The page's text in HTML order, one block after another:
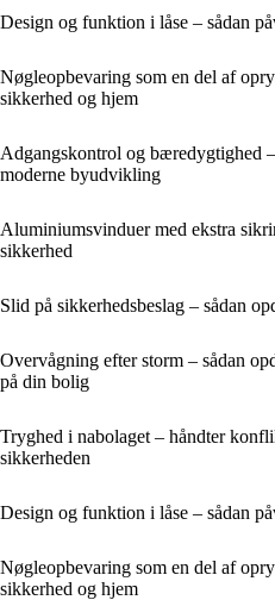
Design og funktion i låse – sådan
Nøgleopbevaring som en del af
sikkerhed og hjem
Adgangskontrol og bæredygtighed
moderne byudvikling
Aluminiumsvinduer med ekstra
sikkerhed
Slid på sikkerhedsbeslag – sådan
Overvågning efter storm – sådan
på din bolig
Tryghed i nabolaget – håndter
sikkerheden
Design og funktion i låse – sådan
Nøgleopbevaring som en del af
sikkerhed og hjem